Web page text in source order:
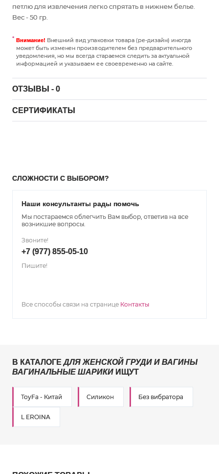
петлю для извлечения легко спрятать в нижнем белье.
Вес - 50 гр.
Внимание! Внешний вид упаковки товара (ре-дизайн) иногда
может быть изменен производителем без предварительного
уведомления, но мы всегда стараемся следить за актуальной
информацией и указываем ее своевременно на сайте.
ОТЗЫВЫ - 0
СЕРТИФИКАТЫ
СЛОЖНОСТИ С ВЫБОРОМ?
Наши консультанты рады помочь
Мы постараемся облегчить Вам выбор, ответив на все
возникшие вопросы.
Звоните!
+7 (977) 855-05-10
Пишите!
Все способы связи на странице Контакты
В КАТАЛОГЕДЛЯ ЖЕНСКОЙ ГРУДИ И ВАГИНЫ
ВАГИНАЛЬНЫЕ ШАРИКИ ИЩУТ
ToyFa - Китай Силикон Без вибратора
L EROINA